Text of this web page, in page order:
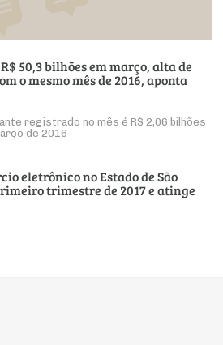
50,3 bilhões em março, alta de
o mesmo mês de 2016, aponta
registrado no mês é R$ 2,06 bilhões
de 2016
eletrônico no Estado de São
trimestre de 2017 e atinge